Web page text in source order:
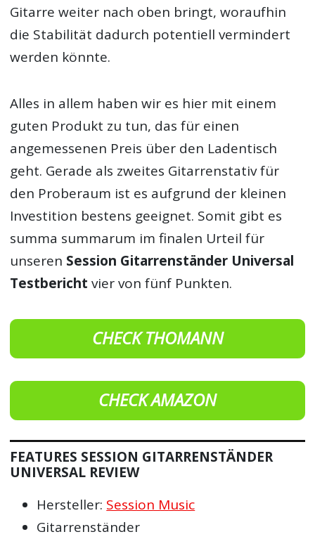
Gitarre weiter nach oben bringt, woraufhin
die Stabilität dadurch potentiell vermindert
werden könnte.
Alles in allem haben wir es hier mit einem
guten Produkt zu tun, das für einen
angemessenen Preis über den Ladentisch
geht. Gerade als zweites Gitarrenstativ für
den Proberaum ist es aufgrund der kleinen
Investition bestens geeignet. Somit gibt es
summa summarum im finalen Urteil für
unseren Session Gitarrenständer Universal
Testbericht vier von fünf Punkten.
CHECK THOMANN
CHECK AMAZON
FEATURES SESSION GITARRENSTÄNDER
UNIVERSAL REVIEW
Hersteller: Session Music
Gitarrenständer